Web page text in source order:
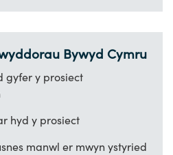
Bywyd Cymru
gyfer y prosiect
hyd y prosiect
manwl er mwyn ystyried